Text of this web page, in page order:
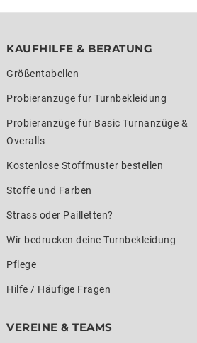
KAUFHILFE & BERATUNG
Größentabellen
Probieranzüge für Turnbekleidung
Probieranzüge für Basic Turnanzüge &
Overalls
Kostenlose Stoffmuster bestellen
Stoffe und Farben
Strass oder Pailletten?
Wir bedrucken deine Turnbekleidung
Pflege
Hilfe / Häufige Fragen
VEREINE & TEAMS